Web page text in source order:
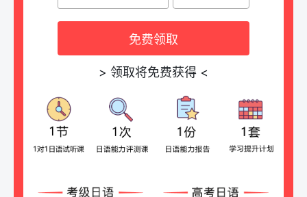
免费领取
> 领取将免费获得 <